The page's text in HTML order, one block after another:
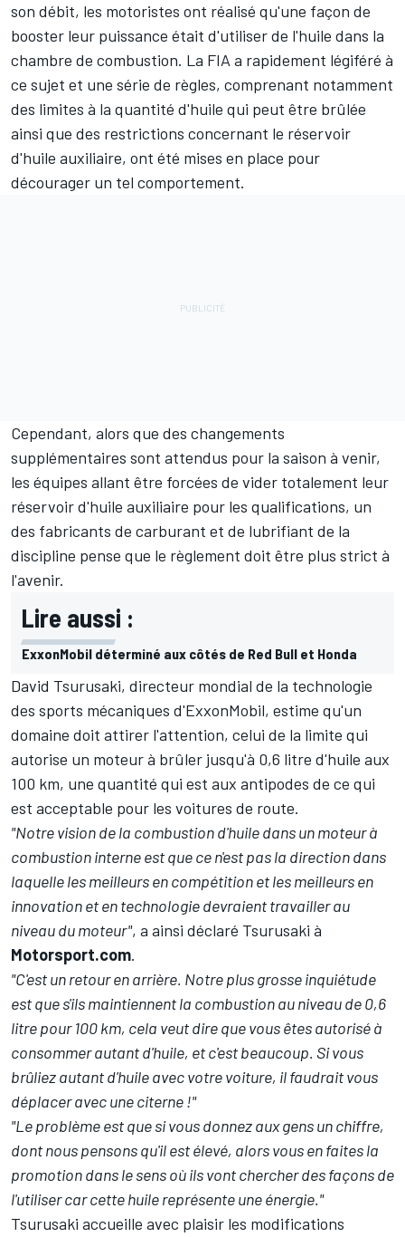
son débit, les motoristes ont réalisé qu'une façon de
booster leur puissance était d'utiliser de l'huile dans la
chambre de combustion. La FIA a rapidement légiféré à
ce sujet et une série de règles, comprenant notamment
des limites à la quantité d'huile qui peut être brûlée
ainsi que des restrictions concernant le réservoir
d'huile auxiliaire, ont été mises en place pour
décourager un tel comportement.
Cependant, alors que des changements
supplémentaires sont attendus pour la saison à venir,
les équipes allant être forcées de vider totalement leur
réservoir d'huile auxiliaire pour les qualifications, un
des fabricants de carburant et de lubrifiant de la
discipline pense que le règlement doit être plus strict à
l'avenir.
Lire aussi :
ExxonMobil déterminé aux côtés de Red Bull et Honda
David Tsurusaki, directeur mondial de la technologie
des sports mécaniques d'ExxonMobil, estime qu'un
domaine doit attirer l'attention, celui de la limite qui
autorise un moteur à brûler jusqu'à 0,6 litre d'huile aux
100 km, une quantité qui est aux antipodes de ce qui
est acceptable pour les voitures de route.
"Notre vision de la combustion d'huile dans un moteur à
combustion interne est que ce n'est pas la direction dans
laquelle les meilleurs en compétition et les meilleurs en
innovation et en technologie devraient travailler au
niveau du moteur", a ainsi déclaré Tsurusaki à
Motorsport.com.
"C'est un retour en arrière. Notre plus grosse inquiétude
est que s'ils maintiennent la combustion au niveau de 0,6
litre pour 100 km, cela veut dire que vous êtes autorisé à
consommer autant d'huile, et c'est beaucoup. Si vous
brûliez autant d'huile avec votre voiture, il faudrait vous
déplacer avec une citerne !"
"Le problème est que si vous donnez aux gens un chiffre,
dont nous pensons qu'il est élevé, alors vous en faites la
promotion dans le sens où ils vont chercher des façons de
l'utiliser car cette huile représente une énergie."
Tsurusaki accueille avec plaisir les modifications